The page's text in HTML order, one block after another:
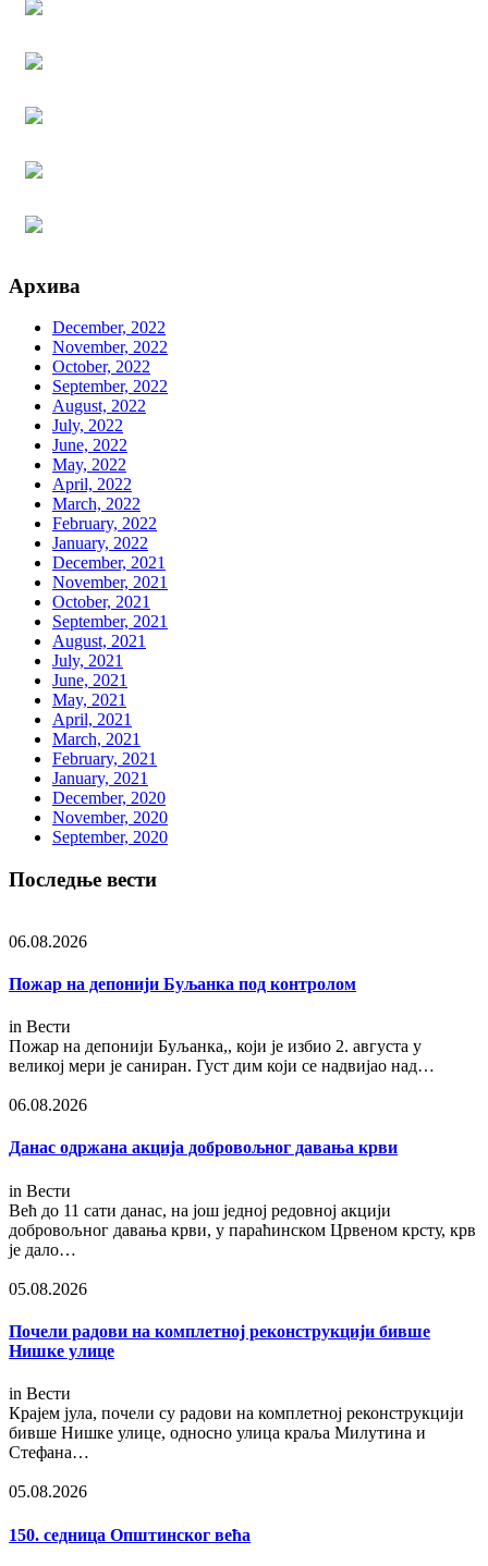
Архива
December, 2022
November, 2022
October, 2022
September, 2022
August, 2022
July, 2022
June, 2022
May, 2022
April, 2022
March, 2022
February, 2022
January, 2022
December, 2021
November, 2021
October, 2021
September, 2021
August, 2021
July, 2021
June, 2021
May, 2021
April, 2021
March, 2021
February, 2021
January, 2021
December, 2020
November, 2020
September, 2020
Последње вести
06.08.2026
Пожар на депонији Буљанка под контролом
in Вести
Пожар на депонији Буљанка,, који је избио 2. августа у
великој мери је саниран. Густ дим који се надвијао над…
06.08.2026
Данас одржана акција добровољног давања крви
in Вести
Већ до 11 сати данас, на још једној редовној акцији
добровољног давања крви, у параћинском Црвеном крсту, крв
је дало…
05.08.2026
Почели радови на комплетној реконструкцији бивше
Нишке улице
in Вести
Крајем јула, почели су радови на комплетној реконструкцији
бивше Нишке улице, односно улица краља Милутина и
Стефана…
05.08.2026
150. седница Општинског већа